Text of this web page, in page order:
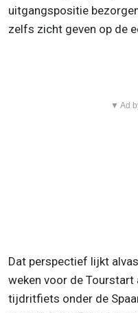
uitgangspositie
zelfs zicht geven op de
▼ Ad
Dat perspectief lijkt
weken voor de Tourstart
tijdritfiets onder de